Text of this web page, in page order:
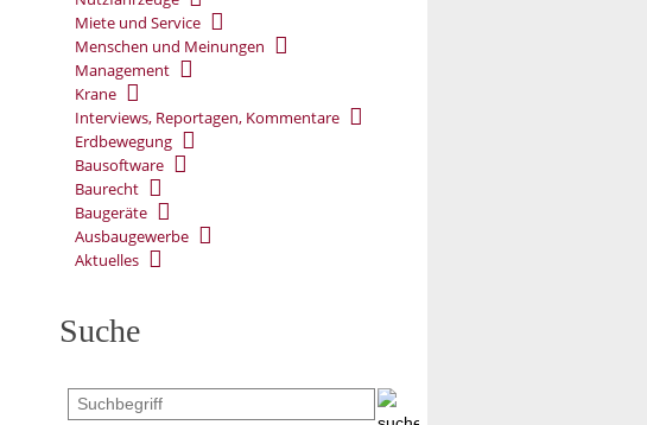
Miete und Service
Menschen und Meinungen
Management
Krane
Interviews, Reportagen, Kommentare
Erdbewegung
Bausoftware
Baurecht
Baugeräte
Ausbaugewerbe
Aktuelles
Suche